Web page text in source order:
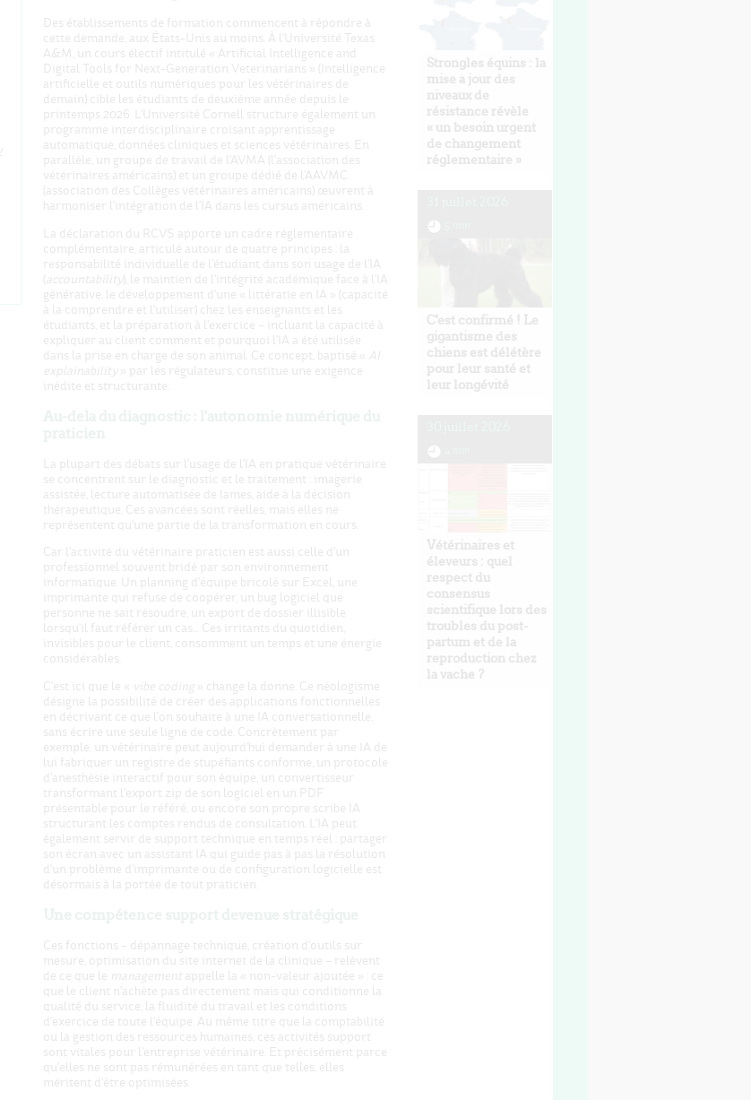
Des établissements de formation commencent à répondre à
cette demande, aux États-Unis au moins. À l'Université Texas
A&M, un cours électif intitulé « Artificial Intelligence and
Digital Tools for Next-Generation Veterinarians » (Intelligence
artificielle et outils numériques pour les vétérinaires de
demain) cible les étudiants de deuxième année depuis le
printemps 2026. L'Université Cornell structure également un
programme interdisciplinaire croisant apprentissage
automatique, données cliniques et sciences vétérinaires. En
parallèle, un groupe de travail de l'AVMA (l'association des
vétérinaires américains) et un groupe dédié de l'AAVMC
(association des Collèges vétérinaires américains) œuvrent à
harmoniser l'intégration de l'IA dans les cursus américains.
La déclaration du RCVS apporte un cadre réglementaire
complémentaire, articulé autour de quatre principes : la
responsabilité individuelle de l'étudiant dans son usage de l'IA
( accountability), le maintien de l'intégrité académique face à l'IA
générative, le développement d'une « littératie en IA » (capacité
à la comprendre et l'utiliser) chez les enseignants et les
étudiants, et la préparation à l'exercice – incluant la capacité à
expliquer au client comment et pourquoi l'IA a été utilisée
dans la prise en charge de son animal. Ce concept, baptisé «
AI
explainability» par les régulateurs, constitue une exigence
inédite et structurante.
La plupart des débats sur l'usage de l'IA en pratique vétérinaire
se concentrent sur le diagnostic et le traitement : imagerie
assistée, lecture automatisée de lames, aide à la décision
thérapeutique. Ces avancées sont réelles, mais elles ne
représentent qu'une partie de la transformation en cours.
Car l'activité du vétérinaire praticien est aussi celle d'un
professionnel souvent bridé par son environnement
informatique. Un planning d'équipe bricolé sur Excel, une
imprimante qui refuse de coopérer, un bug logiciel que
personne ne sait résoudre, un export de dossier illisible
lorsqu'il faut référer un cas… Ces irritants du quotidien,
invisibles pour le client, consomment un temps et une énergie
considérables.
C'est ici que le «
vibe coding
» change la donne. Ce néologisme
désigne la possibilité de créer des applications fonctionnelles
en décrivant ce que l'on souhaite à une IA conversationnelle,
sans écrire une seule ligne de code. Concrètement par
exemple, un vétérinaire peut aujourd'hui demander à une IA de
lui fabriquer un registre de stupéfiants conforme, un protocole
d'anesthésie interactif pour son équipe, un convertisseur
transformant l'export zip de son logiciel en un PDF
présentable pour le référé, ou encore son propre scribe IA
structurant les comptes rendus de consultation. L'IA peut
également servir de support technique en temps réel : partager
son écran avec un assistant IA qui guide pas à pas la résolution
d'un problème d'imprimante ou de configuration logicielle est
désormais à la portée de tout praticien.
Ces fonctions – dépannage technique, création d'outils sur
mesure, optimisation du site internet de la clinique – relèvent
de ce que le management appelle la « non-valeur ajoutée » : ce
que le client n'achète pas directement mais qui conditionne la
qualité du service, la fluidité du travail et les conditions
d'exercice de toute l'équipe. Au même titre que la comptabilité
ou la gestion des ressources humaines, ces activités support
sont vitales pour l'entreprise vétérinaire. Et précisément parce
qu'elles ne sont pas rémunérées en tant que telles, elles
méritent d'être optimisées.
Strongles équins : la
mise à jour des
niveaux de
résistance révèle
« un besoin urgent
de changement
réglementaire »
C'est confirmé ! Le
gigantisme des
chiens est délétère
pour leur santé et
leur longévité
Vétérinaires et
éleveurs : quel
respect du
consensus
scientifique lors des
troubles du post-
partum et de la
reproduction chez
la vache ?